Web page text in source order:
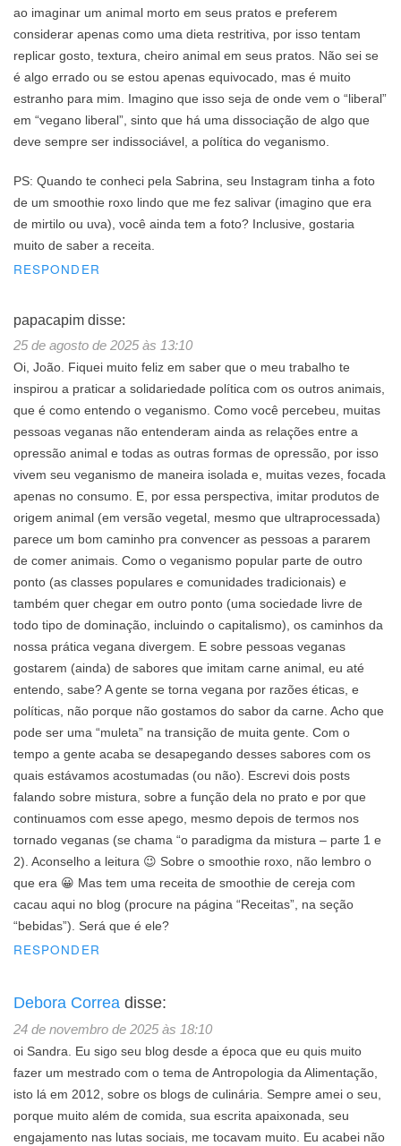
ao imaginar um animal morto em seus pratos e preferem
considerar apenas como uma dieta restritiva, por isso tentam
replicar gosto, textura, cheiro animal em seus pratos. Não sei se
é algo errado ou se estou apenas equivocado, mas é muito
estranho para mim. Imagino que isso seja de onde vem o “liberal”
em “vegano liberal”, sinto que há uma dissociação de algo que
deve sempre ser indissociável, a política do veganismo.
PS: Quando te conheci pela Sabrina, seu Instagram tinha a foto
de um smoothie roxo lindo que me fez salivar (imagino que era
de mirtilo ou uva), você ainda tem a foto? Inclusive, gostaria
muito de saber a receita.
RESPONDER
papacapim disse:
25 de agosto de 2025 às 13:10
Oi, João. Fiquei muito feliz em saber que o meu trabalho te
inspirou a praticar a solidariedade política com os outros animais,
que é como entendo o veganismo. Como você percebeu, muitas
pessoas veganas não entenderam ainda as relações entre a
opressão animal e todas as outras formas de opressão, por isso
vivem seu veganismo de maneira isolada e, muitas vezes, focada
apenas no consumo. E, por essa perspectiva, imitar produtos de
origem animal (em versão vegetal, mesmo que ultraprocessada)
parece um bom caminho pra convencer as pessoas a pararem
de comer animais. Como o veganismo popular parte de outro
ponto (as classes populares e comunidades tradicionais) e
também quer chegar em outro ponto (uma sociedade livre de
todo tipo de dominação, incluindo o capitalismo), os caminhos da
nossa prática vegana divergem. E sobre pessoas veganas
gostarem (ainda) de sabores que imitam carne animal, eu até
entendo, sabe? A gente se torna vegana por razões éticas, e
políticas, não porque não gostamos do sabor da carne. Acho que
pode ser uma “muleta” na transição de muita gente. Com o
tempo a gente acaba se desapegando desses sabores com os
quais estávamos acostumadas (ou não). Escrevi dois posts
falando sobre mistura, sobre a função dela no prato e por que
continuamos com esse apego, mesmo depois de termos nos
tornado veganas (se chama “o paradigma da mistura – parte 1 e
2). Aconselho a leitura 😉 Sobre o smoothie roxo, não lembro o
que era 😀 Mas tem uma receita de smoothie de cereja com
cacau aqui no blog (procure na página “Receitas”, na seção
“bebidas”). Será que é ele?
RESPONDER
Debora Correa disse:
24 de novembro de 2025 às 18:10
oi Sandra. Eu sigo seu blog desde a época que eu quis muito
fazer um mestrado com o tema de Antropologia da Alimentação,
isto lá em 2012, sobre os blogs de culinária. Sempre amei o seu,
porque muito além de comida, sua escrita apaixonada, seu
engajamento nas lutas sociais, me tocavam muito. Eu acabei não